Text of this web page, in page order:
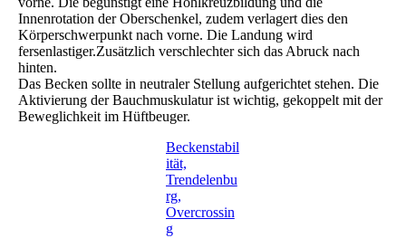
Innenrotation der Oberschenkel, zudem verlagert dies den
Körperschwerpunkt nach vorne. Die Landung wird
fersenlastiger.Zusätzlich verschlechter sich das Abruck nach
hinten.
Das Becken sollte in neutraler Stellung aufgerichtet stehen. Die
Aktivierung der Bauchmuskulatur ist wichtig, gekoppelt mit der
Beweglichkeit im Hüftbeuger.
Beckenstabil
ität,
Trendelenbu
rg,
Overcrossin
g